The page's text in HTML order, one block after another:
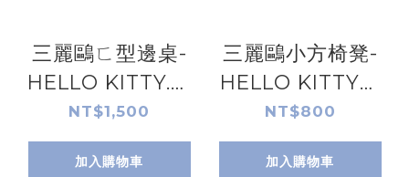
三麗鷗ㄈ型邊桌-
HELLO KITTY.美
樂蒂
NT$1,500
加入購物車
三麗鷗小方椅凳-
HELLO KITTY蝴
蝶結款.點心款
NT$800
加入購物車